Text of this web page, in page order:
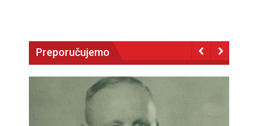
Preporučujemo